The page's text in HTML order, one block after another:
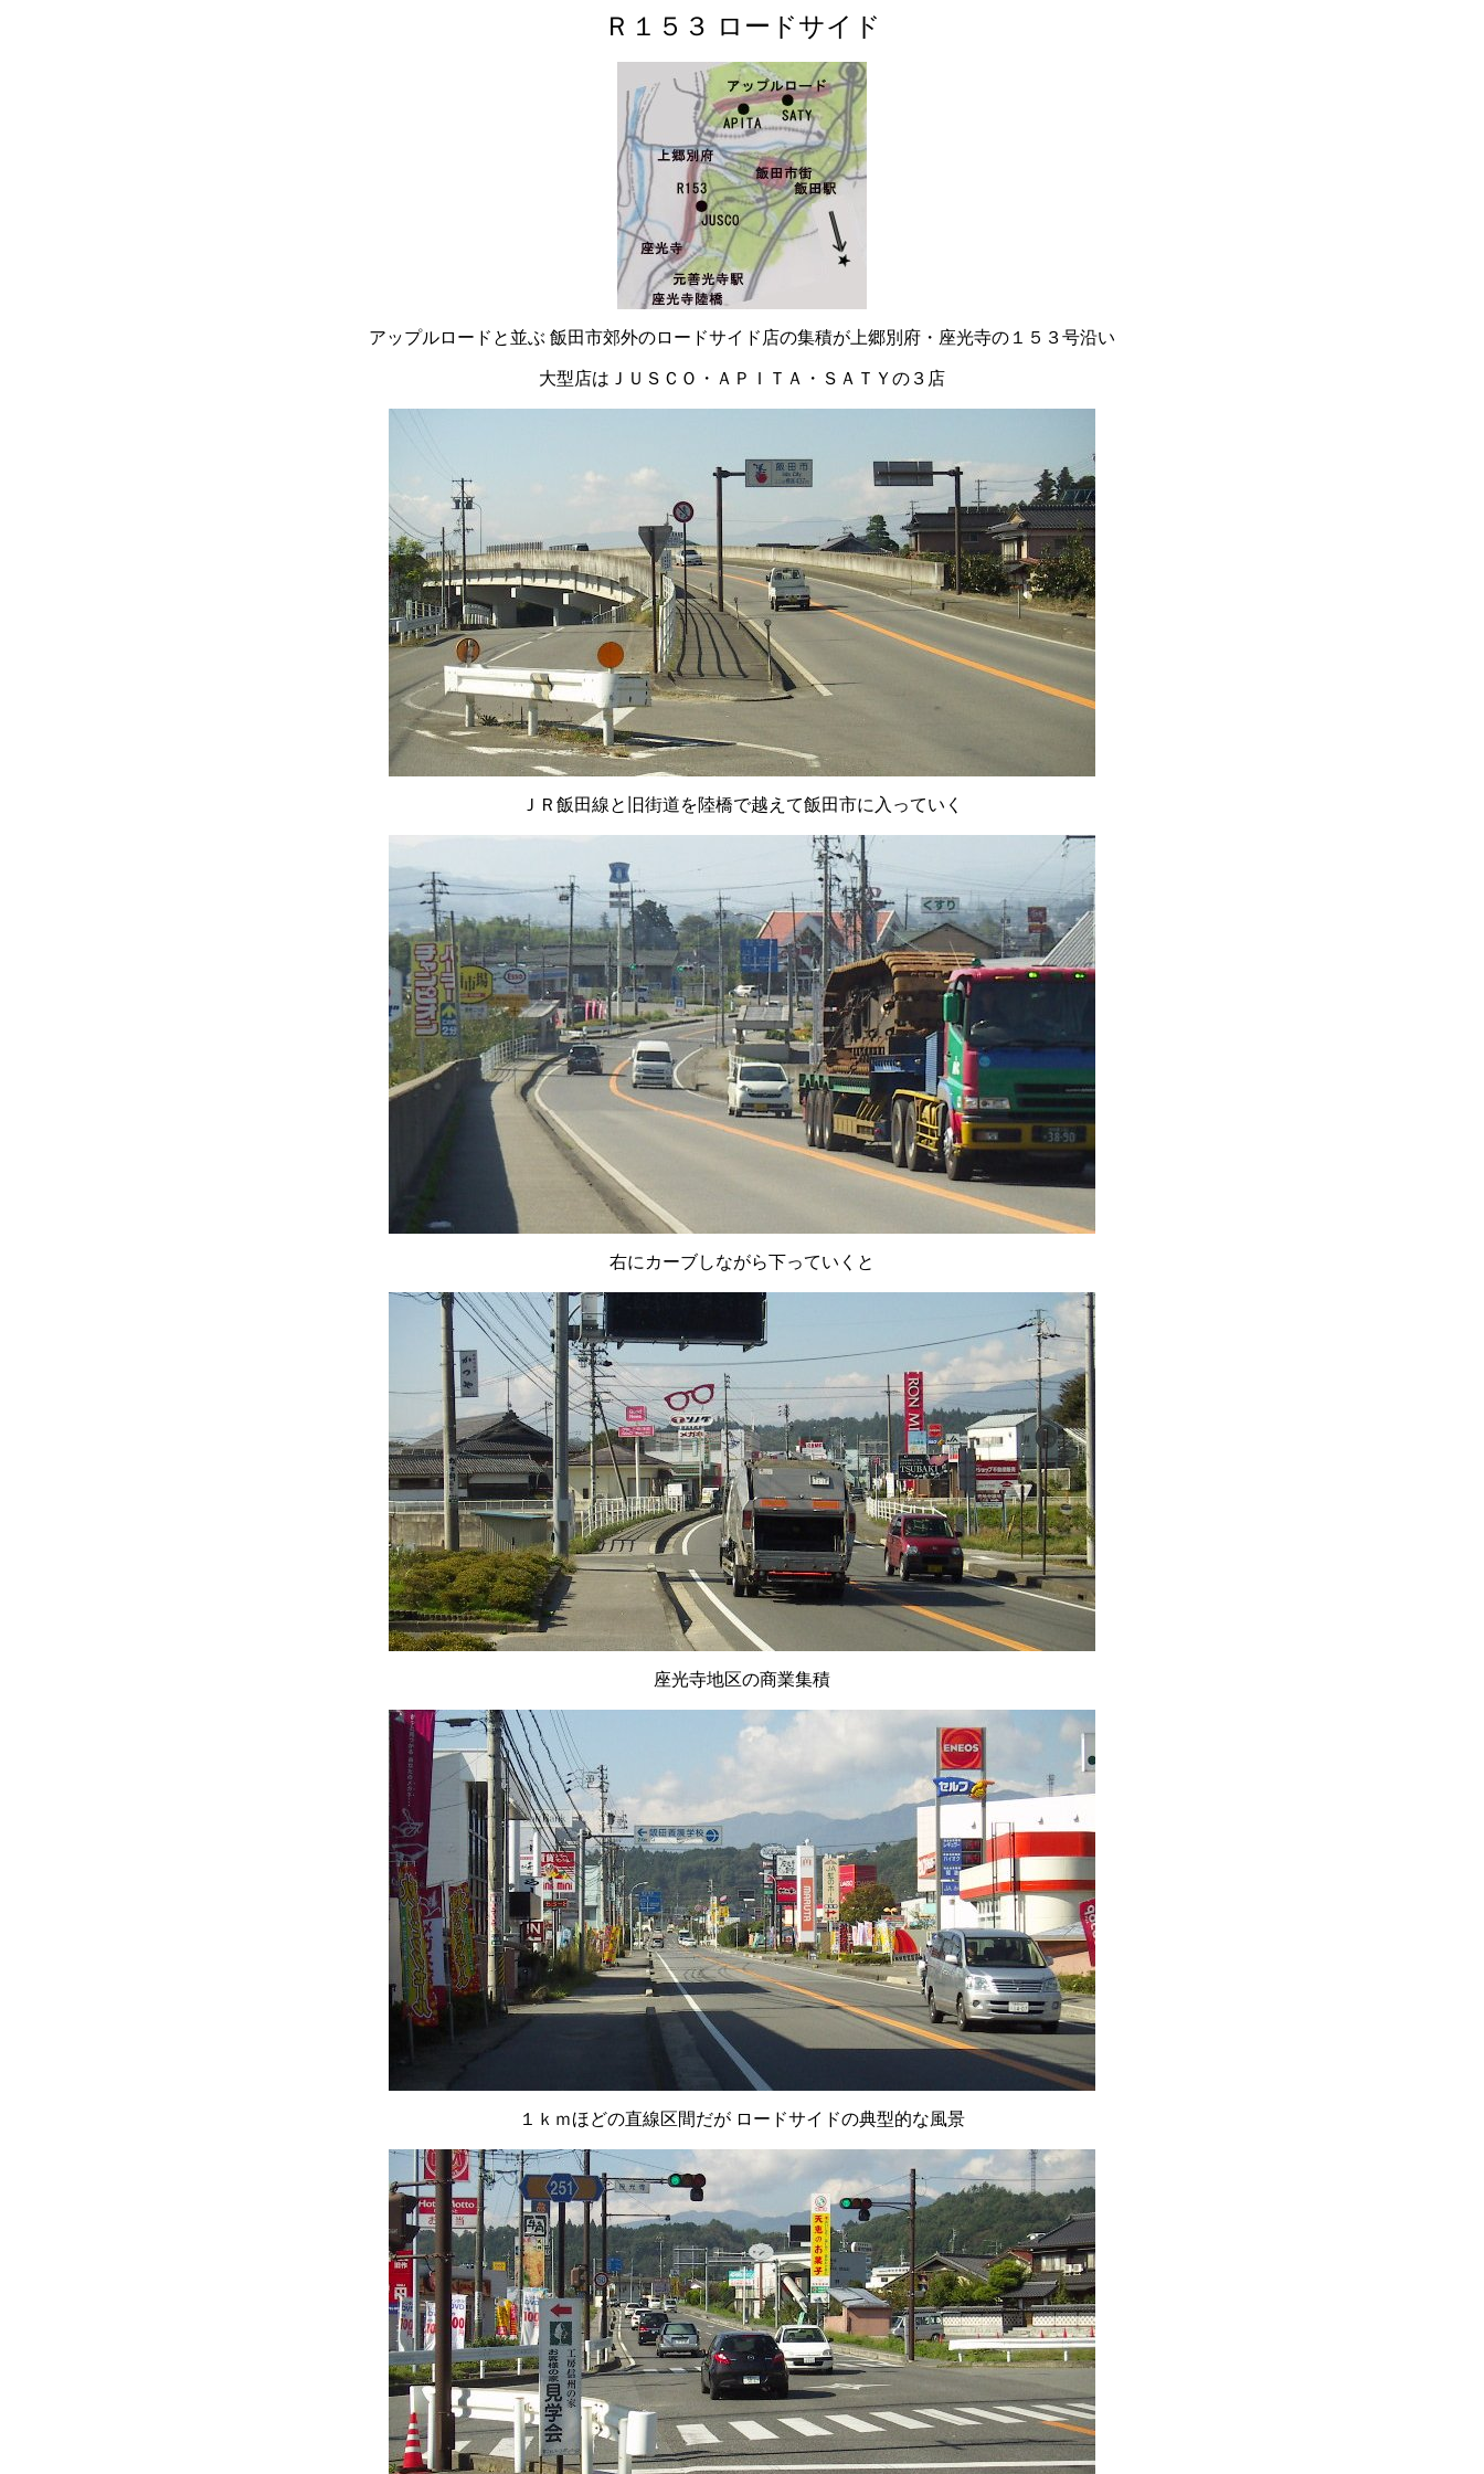
Ｒ１５３ ロードサイド
アップルロードと並ぶ 飯田市郊外のロードサイド店の集積が上郷別府・座光寺の１５３号沿い
大型店はＪＵＳＣＯ・ＡＰＩＴＡ・ＳＡＴＹの３店
ＪＲ飯田線と旧街道を陸橋で越えて飯田市に入っていく
右にカーブしながら下っていくと
座光寺地区の商業集積
１ｋｍほどの直線区間だが ロードサイドの典型的な風景